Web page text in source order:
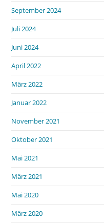
September 2024
Juli 2024
Juni 2024
April 2022
März 2022
Januar 2022
November 2021
Oktober 2021
Mai 2021
März 2021
Mai 2020
März 2020